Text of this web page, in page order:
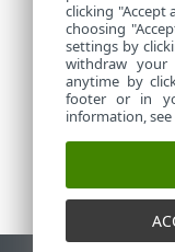
clicking "Accept
choosing
settings by
withdraw your
anytime by
footer or in
information,